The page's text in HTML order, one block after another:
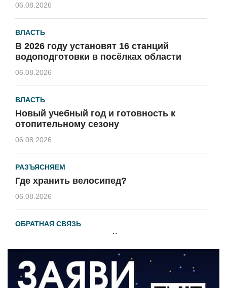
06.08.2026
ВЛАСТЬ
В 2026 году установят 16 станций
водоподготовки в посёлках области
06.08.2026
ВЛАСТЬ
Новый учебный год и готовность к
отопительному сезону
06.08.2026
РАЗЪЯСНЯЕМ
Где хранить велосипед?
06.08.2026
ОБРАТНАЯ СВЯЗЬ
Администрация онлайн
ВЛАСТЬ